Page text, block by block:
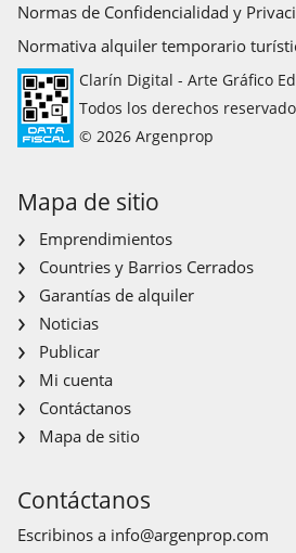
Normas de Confidencialidad y
Normativa alquiler temporario
Clarín Digital - Arte Gráfico
Todos los derechos
© 2026 Argenprop
Mapa de sitio
Emprendimientos
Countries y Barrios Cerrados
Garantías de alquiler
Noticias
Publicar
Mi cuenta
Contáctanos
Mapa de sitio
Contáctanos
Escribinos a info@argenprop.com